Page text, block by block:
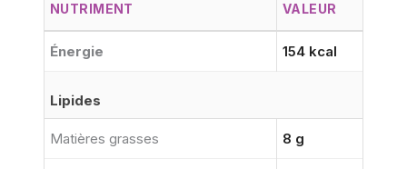
NUTRIMENT VALEUR
Énergie 154 kcal
Lipides
Matières grasses 8 g